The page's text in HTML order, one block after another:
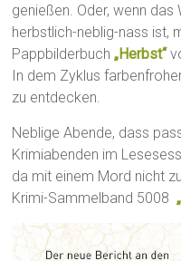
genießen. Oder, wenn
herbstlich-neblig-nass ist,
Pappbilderbuch„Herbst“
In dem Zyklus
zu entdecken.
Neblige Abende, dass
Krimiabenden im
da mit einem Mord nicht
Krimi-Sammelband 5008